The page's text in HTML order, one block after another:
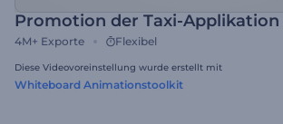
Promotion der Taxi-Applikation
4M+ Exporte Flexibel
Diese Videovoreinstellung wurde erstellt mit
Whiteboard Animationstoolkit